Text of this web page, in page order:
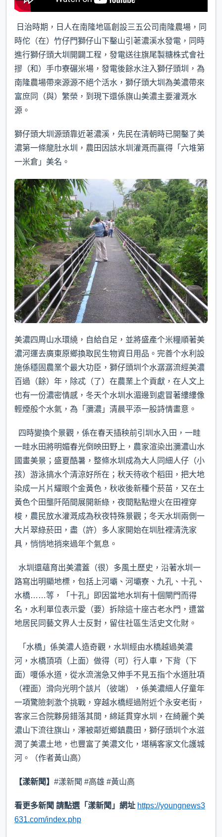
日治時期，日人在南隆地區創設三五公司南隆農場，同
時佗（在）竹仔門獅仔山下鑿山引荖濃溪水發電，同時
進行獅仔頭大圳開闢工程，發電送往旗尾製糖株式會社
摎（和）手巾寮碾米場，發電後餘水注入獅仔頭圳，為
南隆農場帶來源源不絕个活水，獅仔頭大圳為美濃帶來
富庶同（與）繁榮，到現下還係旗山美濃主要灌溉水
源。
獅仔頭大圳源頭靠近荖濃溪，先民在清朝時已開鑿了美
濃第一條龍肚水圳，農田因該水圳灌溉而贏得「六堆第
一米倉」美名。
美濃四周山水環繞，自給自足，並將盛產个米糧順著美
濃河運去廣東原鄉換取民生物資日用品。完善个水利設
施係穩固農業个最大功臣，獅仔頭圳个水潺潺流經美濃
百過（餘）年，除忒（了）在農業上个貢獻，在人文上
也有一份濃密情感，冬天个水圳水湄邊到處冒著縷縷像
輕煙般个水氣，為「瀰濃」清晨平添一股詩情畫意。
四時變換个景觀，係在春天插秧前引圳水入田，一畦
一畦水田將明媚春光倒映田野上，農家渲染出瀰濃山水
國畫美景；盛夏酷暑，整條水圳成為大人同細人仔（小
孩）游泳搞水个清涼好所在；秋天待收个稻田，把大地
染成一片片耀眼个金黃色，秋收後新種个菸苗，又在土
黃色个田壟阡陌間展開新綠，夜間點點燈火在田裡穿
梭，農民放水灌溉成為秋夜特殊景觀；冬天水圳兩側一
大片翠綠菸田，盡（許）多人家開始在圳肚裡清洗家
具，悄悄地捎來過年个氣息。
水圳還蘊育出美濃蓋（很）多風土歷史，沿著水圳一
路寫出明顯地標，包括上河壩、河壩寮、九孔、十孔、
水橋……等，「十孔」即因當地水圳有十個閘門而得
名，水利單位表示愛（要）拆除這十座古老水門，遭當
地居民同藝文界人士反對，留住社區生活史文化財。
「水橋」係美濃人造奇觀，水圳經由水橋越過美濃
河，水橋頂項（上面）做得（可）行人車，下背（下
面）嗄係水道，從水流湍急又伸手不見五指个水道肚項
（裡面）滑向光明个該片（彼端），係美濃細人仔童年
一項驚險刺激个挑戰，穿越水橋經過附近个永安老街，
客家三合院夥房錯落其間，綿延貫穿水圳，在綺麗个美
濃山下流往旗山，澤被鄰近鄉鎮農田，獅仔頭圳个水滋
潤了美濃土地，也豐富了美濃文化，堪稱客家文化護城
河。（作者黃山高）
【漾新聞】 #漾新聞 #高雄 #黃山高
看更多新聞 請點選「漾新聞」網址 https://youngnews3
631.com/index.php